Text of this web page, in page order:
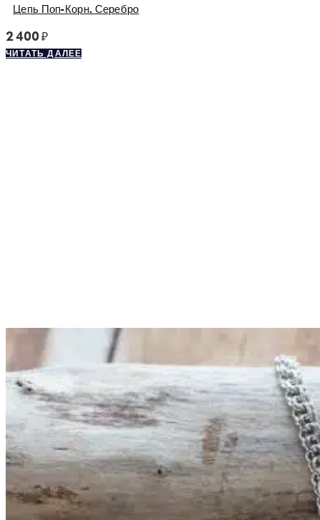
Цепь Поп-Корн. Серебро
2 400₽
ЧИТАТЬ ДАЛЕЕ